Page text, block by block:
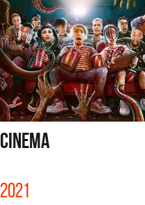
CINEMA
2021